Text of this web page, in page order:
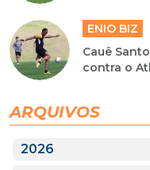
ENIO BIZ
Cauê
contra o
ARQUIVOS
2026